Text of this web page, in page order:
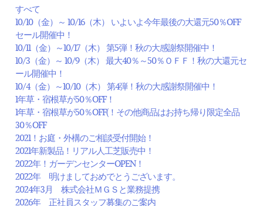
すべて
10/10（金）～ 10/16（木） いよいよ今年最後の大還元50％OFF
セール開催中！
10/11（金）～10/17（木） 第5弾！秋の大感謝祭開催中！
10/3（金）～ 10/9（木） 最大40％～50％ＯＦＦ！秋の大還元セ
ール開催中！
10/4（金）～10/10（木） 第4弾！秋の大感謝祭開催中！
1年草・宿根草が50％OFF！
1年草・宿根草が50％OFF(！その他商品はお持ち帰り限定全品
30％OFF
2021！お庭・外構のご相談受付開始！
2021年新製品！リアル人工芝販売中！
2022年！ガーデンセンターOPEN！
2022年 明けましておめでとうございます。
2024年3月 株式会社ＭＧＳと業務提携
2026年 正社員スタッフ募集のご案内